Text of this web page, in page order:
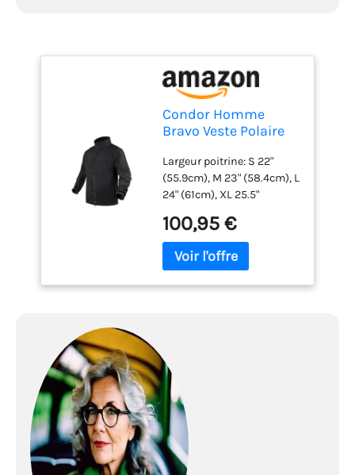
Condor Homme
Bravo Veste Polaire
Largeur poitrine: S 22"
(55.9cm), M 23" (58.4cm), L
24" (61cm), XL 25.5"
(68.6cm). Veste tactique
en polaire aux propriétés
thermiques
avec deux curseurs,
protège-tempête interne,
protège-menton et
fermeture à glissière
adaptée aux gants Col
montant Poche poitrine
intérieure pour les petits
100,95 €